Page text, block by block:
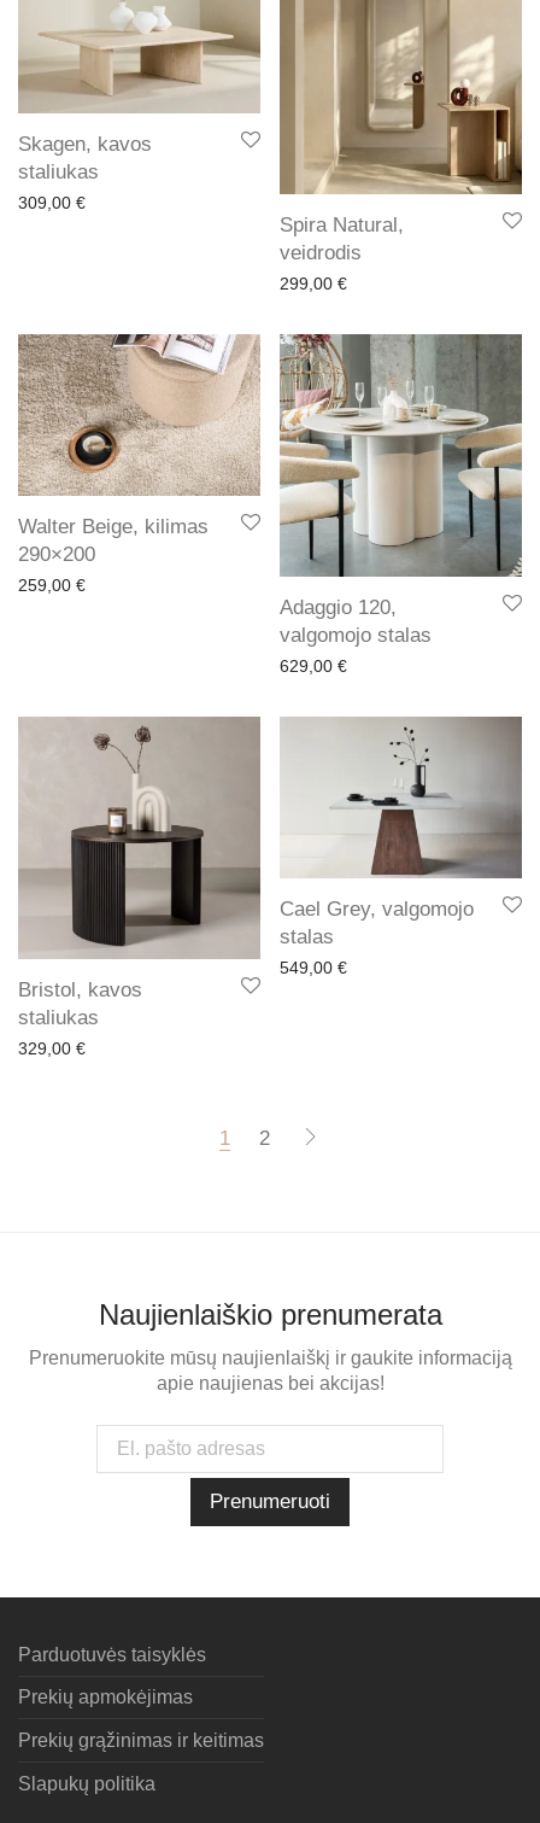
Skagen, kavos
staliukas
309,00 €
Spira Natural,
veidrodis
299,00 €
Walter Beige, kilimas
290×200
259,00 €
Adaggio 120,
valgomojo stalas
629,00 €
Bristol, kavos
staliukas
329,00 €
Cael Grey, valgomojo
stalas
549,00 €
1 2
Naujienlaiškio prenumerata
Prenumeruokite mūsų naujienlaiškį ir gaukite informaciją
apie naujienas bei akcijas!
Parduotuvės taisyklės
Prekių apmokėjimas
Prekių grąžinimas ir keitimas
Slapukų politika